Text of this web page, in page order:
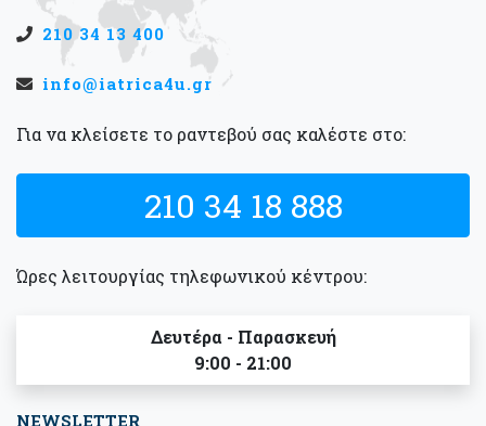
210 34 13 400
info@iatrica4u.gr
Για να κλείσετε το ραντεβού σας καλέστε στο:
210 34 18 888
Ώρες λειτουργίας τηλεφωνικού κέντρου:
Δευτέρα - Παρασκευή
9:00 - 21:00
NEWSLETTER